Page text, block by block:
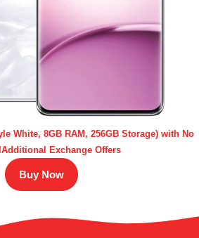
White, 8GB RAM, 256GB Storage) with No
Exchange Offers
Buy Now